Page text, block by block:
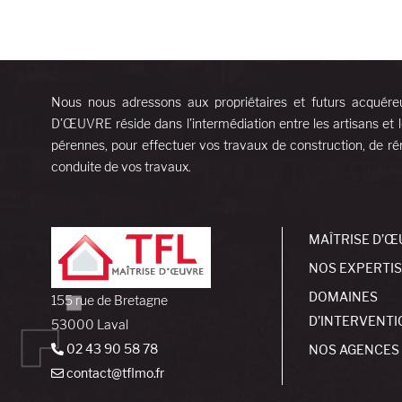
Nous nous adressons aux propriétaires et futurs
D’ŒUVRE réside dans l’intermédiation entre les artisans
pérennes, pour effectuer vos travaux de construction, de
conduite de vos travaux.
155 rue de Bretagne
53000 Laval
02 43 90 58 78
contact@tflmo.fr
MAÎTRISE
NOS
DOMAINES
NOS AGENCES